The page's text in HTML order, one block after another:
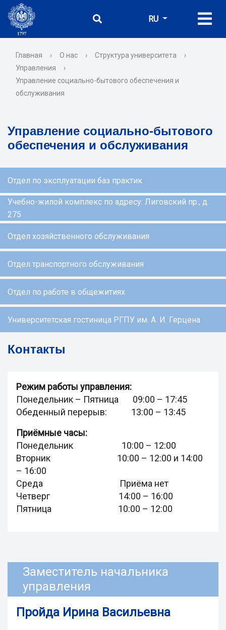
RU
Главная › О нас › Структура университета
›
Управления
›
Управление социально-бытового обеспечения и
обслуживания
Управление социально-бытового
обеспечения и обслуживания
Отдел по эксплуатации баз практик
Учебно-жилoй комплекс по адресу: Лиговский пр., д.
275
Отдел хозяйственного обслуживания
Отдел транспортного обслуживания
Отдел по работе в общежитиях
Университетская гостиница РГПУ им. А. И. Герцена
Контакты
Режим работы управления:
Понедельник – Пятница 09:00 – 17:45
Обеденный перерыв: 13:00 – 13:45
Приёмные часы:
Понедельник 10:00 – 12:00
Вторник 10:00 – 12:00 и 14:00
– 16:00
Среда Приёма нет
Четверг 14:00 – 16:00
Пятница 10:00 – 12:00
Заместитель начальника
управления
Пройда Ирина Васильевна